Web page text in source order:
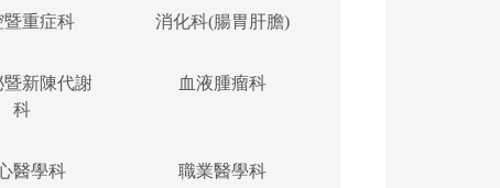
暨重症科 消化科(腸胃肝膽)
暨新陳代謝
科
血液腫瘤科
醫學科 職業醫學科